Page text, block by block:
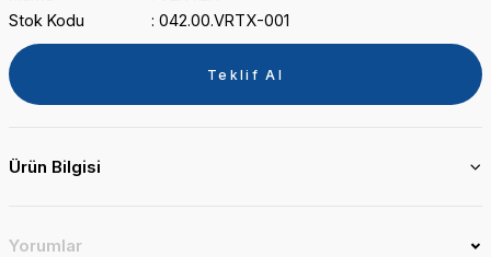
Stok Kodu
042.00.VRTX-001
Teklif Al
Ürün Bilgisi
Yorumlar